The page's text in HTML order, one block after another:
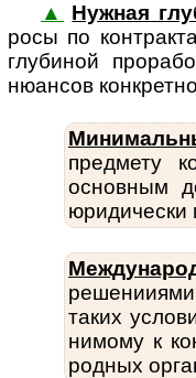
▲
Нужная
росы по
глубиной
нюансов
пред­мету
основным
юридически
решенииями
таких
нимому к
род­ных